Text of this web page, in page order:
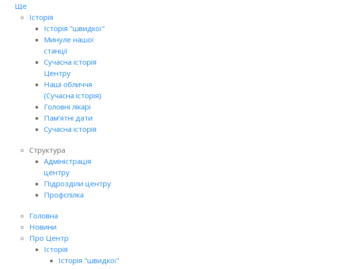
Ще
Історія
Історія "швидкої"
Минуле нашої
станції
Сучасна історія
Центру
Наші обличчя
(Сучасна історія)
Головні лікарі
Пам’ятні дати
Сучасна історія
Структура
Адміністрація
центру
Підрозділи центру
Профспілка
Головна
Новини
Про Центр
Історія
Історія "швидкої"